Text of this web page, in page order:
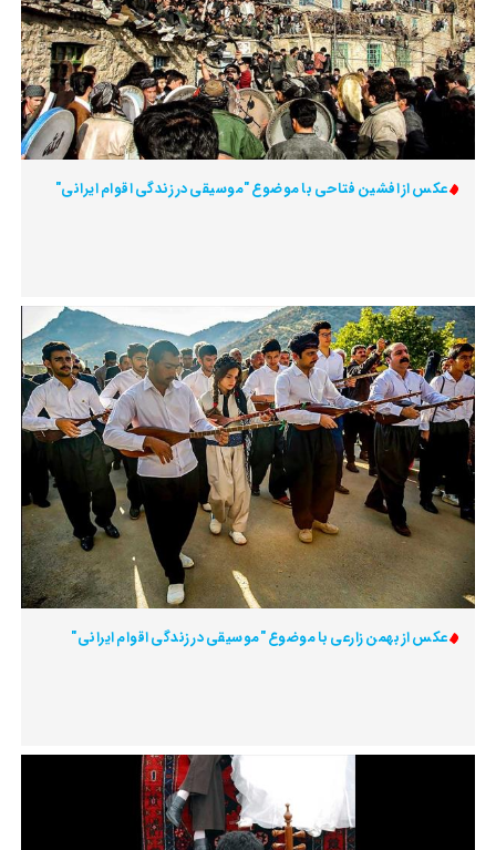
عکس از افشین فتاحی با موضوع "موسیقی در زندگی اقوام ایرانی"
عکس از بهمن زارعی با موضوع "موسیقی در زندگی اقوام ایرانی"